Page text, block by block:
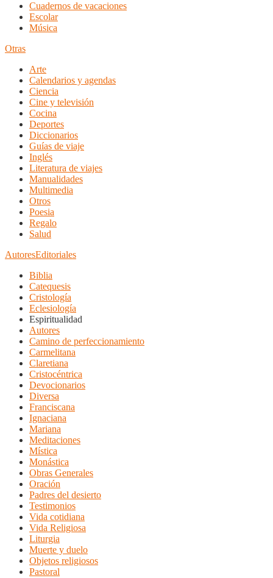
Cuadernos de vacaciones
Escolar
Música
Otras
Arte
Calendarios y agendas
Ciencia
Cine y televisión
Cocina
Deportes
Diccionarios
Guías de viaje
Inglés
Literatura de viajes
Manualidades
Multimedia
Otros
Poesia
Regalo
Salud
AutoresEditoriales
Biblia
Catequesis
Cristología
Eclesiología
Espiritualidad
Autores
Camino de perfeccionamiento
Carmelitana
Claretiana
Cristocéntrica
Devocionarios
Diversa
Franciscana
Ignaciana
Mariana
Meditaciones
Mística
Monástica
Obras Generales
Oración
Padres del desierto
Testimonios
Vida cotidiana
Vida Religiosa
Liturgia
Muerte y duelo
Objetos religiosos
Pastoral